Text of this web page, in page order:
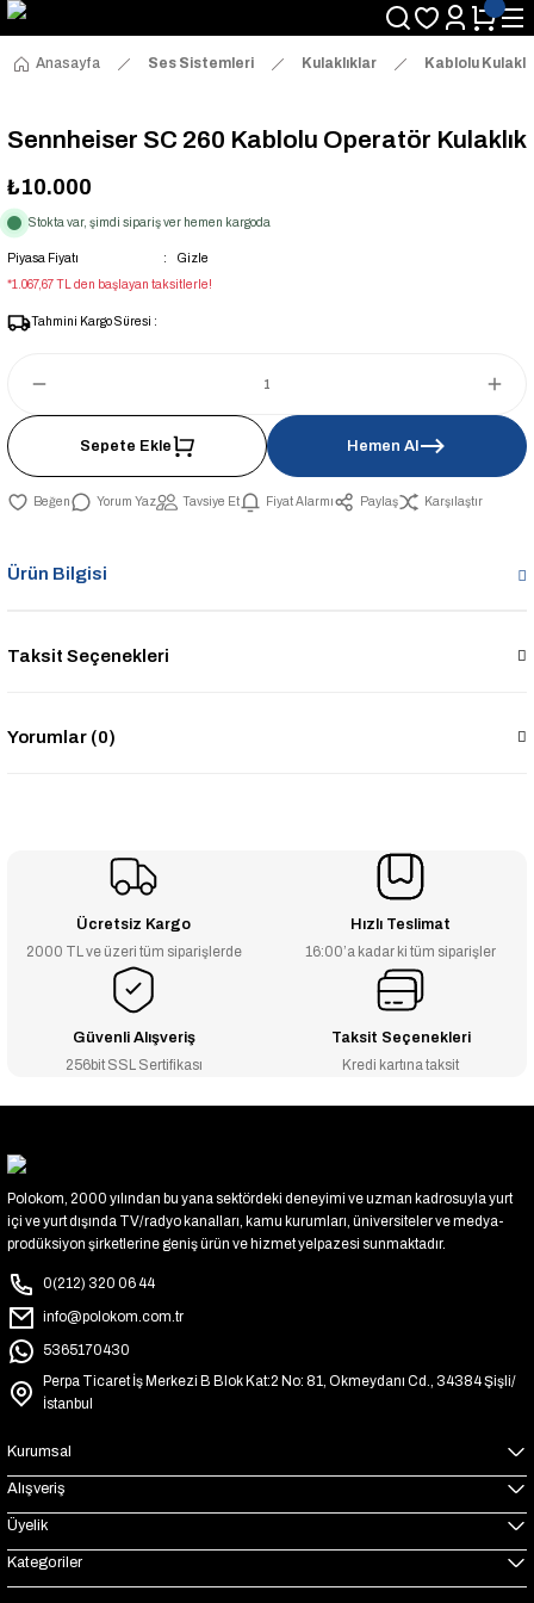
Anasayfa Ses Sistemleri Kulaklıklar Kablolu
Sennheiser SC 260 Kablolu Operatör Kulaklık
₺10.000
Stokta var, şimdi sipariş ver hemen kargoda
Piyasa Fiyatı
Gizle
*1.067,67 TL den başlayan taksitlerle!
Tahmini Kargo Süresi :
Sepete Ekle Hemen Al
Yorum Yaz Tavsiye Et Fiyat Alarmı Paylaş Karşılaştır
Ürün Bilgisi
Taksit Seçenekleri
Yorumlar (0)
Ücretsiz Kargo
2000 TL ve üzeri tüm siparişlerde
Hızlı Teslimat
16:00’a kadar ki tüm siparişler
Güvenli Alışveriş
256bit SSL Sertifikası
Taksit Seçenekleri
Kredi kartına taksit
Polokom, 2000 yılından bu yana sektördeki deneyimi ve uzman kadrosuyla yurt
içi ve yurt dışında TV/radyo kanalları, kamu kurumları, üniversiteler ve medya-
prodüksiyon şirketlerine geniş ürün ve hizmet yelpazesi sunmaktadır.
0(212) 320 06 44
info@polokom.com.tr
5365170430
Perpa Ticaret İş Merkezi B Blok Kat:2 No: 81, Okmeydanı Cd., 34384 Şişli/
İstanbul
Kurumsal
Alışveriş
Üyelik
Kategoriler